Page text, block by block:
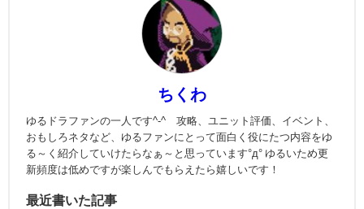
ちくわ
ゆるドラファンの一人です^-^ 攻略、ユニット評価、イベント、
おもしろネタなど、ゆるファンにとって面白く役にたつ内容をゆ
る～く紹介していけたらなぁ～と思っています°д° ゆるいため更
新頻度は低めですが楽しんでもらえたら嬉しいです！
最近書いた記事